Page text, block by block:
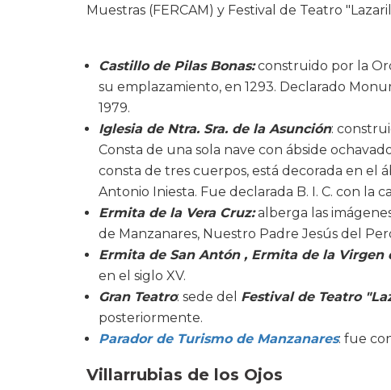
Muestras (FERCAM) y Festival de Teatro
Castillo de Pilas Bonas:construido por la
su emplazamiento, en 1293. Declarado
1979.
Iglesia de Ntra. Sra. de la Asunción:
Consta de una sola nave con ábside
consta de tres cuerpos, está decorada en el
Antonio Iniesta. Fue declarada B. I. C. con la
Ermita de la Vera Cruz:alberga las
de Manzanares, Nuestro Padre Jesús del
Ermita de San Antón , Ermita de la Virgen
en el siglo XV.
Gran Teatro: sede del Festival de Teatro
posteriormente.
Parador de Turismo de Manzanares: fue
Villarrubias de los Ojos